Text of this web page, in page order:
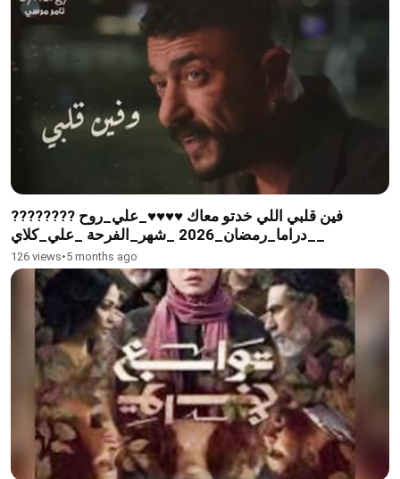
فين قلبي اللي خدتو معاك ♥♥♥♥_علي_روح ????????
__دراما_رمضان_2026 _شهر_الفرحة _علي_كلاي
126 views•5 months ago